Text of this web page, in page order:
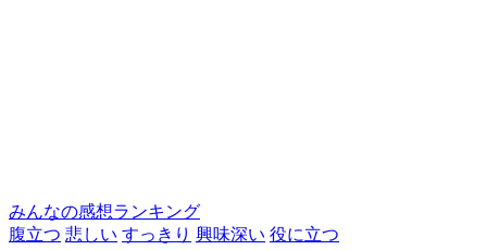
みんなの感想ランキング
腹立つ 悲しい すっきり 興味深い 役に立つ